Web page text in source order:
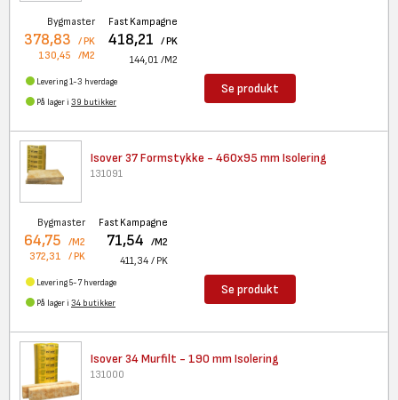
Bygmaster
378,83 / PK
130,45 /M2
Fast Kampagne
418,21 / PK
144,01 /M2
Levering 1-3 hverdage
På lager i 39 butikker
Se produkt
Isover 37 Formstykke - 460x95 mm Isolering
131091
Bygmaster
64,75 /M2
372,31 / PK
Fast Kampagne
71,54 /M2
411,34 / PK
Levering 5-7 hverdage
På lager i 34 butikker
Se produkt
Isover 34 Murfilt - 190 mm Isolering
131000